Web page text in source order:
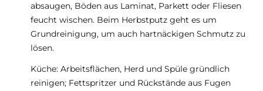
absaugen, Böden aus Laminat, Parkett oder Fliesen
feucht wischen. Beim Herbstputz geht es um
Grundreinigung, um auch hartnäckigen Schmutz zu
lösen.
Küche: Arbeitsflächen, Herd und Spüle gründlich
reinigen; Fettspritzer und Rückstände aus Fugen